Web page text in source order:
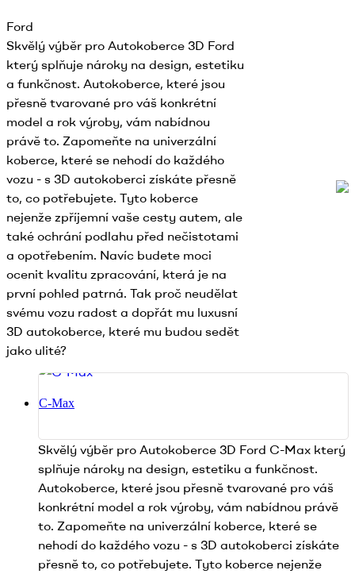
Ford
Skvělý výběr pro Autokoberce 3D Ford
který splňuje nároky na design, estetiku
a funkčnost. Autokoberce, které jsou
přesně tvarované pro váš konkrétní
model a rok výroby, vám nabídnou
právě to. Zapomeňte na univerzální
koberce, které se nehodí do každého
vozu - s 3D autokoberci získáte přesně
to, co potřebujete. Tyto koberce
nejenže zpříjemní vaše cesty autem, ale
také ochrání podlahu před nečistotami
a opotřebením. Navíc budete moci
ocenit kvalitu zpracování, která je na
první pohled patrná. Tak proč neudělat
svému vozu radost a dopřát mu luxusní
3D autokoberce, které mu budou sedět
jako ulité?
C-Max
Skvělý výběr pro Autokoberce 3D Ford C-Max který
splňuje nároky na design, estetiku a funkčnost.
Autokoberce, které jsou přesně tvarované pro váš
konkrétní model a rok výroby, vám nabídnou právě
to. Zapomeňte na univerzální koberce, které se
nehodí do každého vozu - s 3D autokoberci získáte
přesně to, co potřebujete. Tyto koberce nejenže